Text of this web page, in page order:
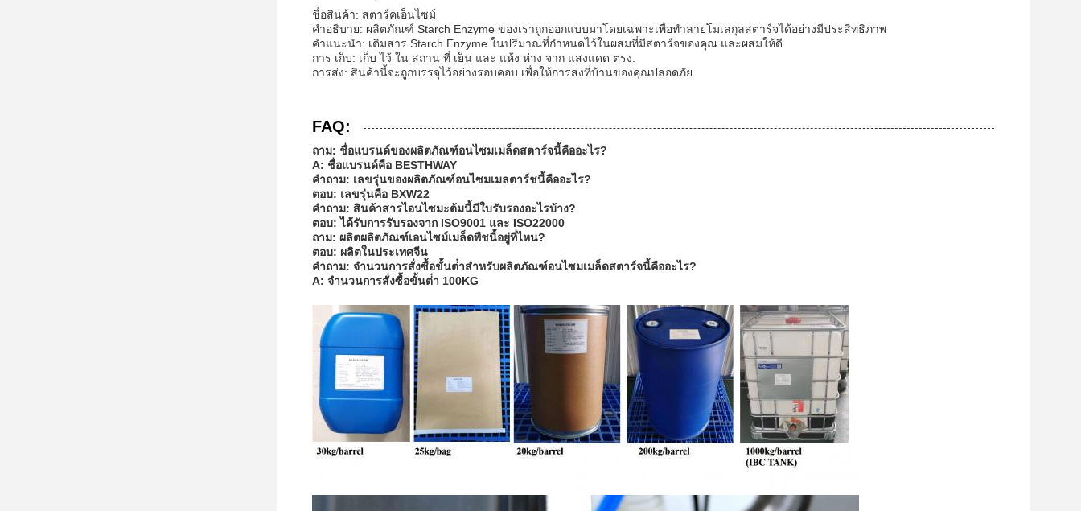
ชื่อสินค้า: สตาร์คเอ็นไซม์
คําอธิบาย: ผลิตภัณฑ์ Starch Enzyme ของเราถูกออกแบบมาโดยเฉพาะเพื่อทําลายโมเลกุลสตาร์จได้อย่างมีประสิทธิภาพ
คําแนะนํา: เติมสาร Starch Enzyme ในปริมาณที่กําหนดไว้ในผสมที่มีสตาร์จของคุณ และผสมให้ดี
การ เก็บ: เก็บ ไว้ ใน สถาน ที่ เย็น และ แห้ง ห่าง จาก แสงแดด ตรง.
การส่ง: สินค้านี้จะถูกบรรจุไว้อย่างรอบคอบ เพื่อให้การส่งที่บ้านของคุณปลอดภัย
FAQ:
ถาม: ชื่อแบรนด์ของผลิตภัณฑ์อนไซมเมล็ดสตาร์จนี้คืออะไร?
A: ชื่อแบรนด์คือ BESTHWAY
คําถาม: เลขรุ่นของผลิตภัณฑ์อนไซมเมลตาร์ชนี้คืออะไร?
ตอบ: เลขรุ่นคือ BXW22
คําถาม: สินค้าสารไอนไซมะต้มนี้มีใบรับรองอะไรบ้าง?
ตอบ: ได้รับการรับรองจาก ISO9001 และ ISO22000
ถาม: ผลิตผลิตภัณฑ์เอนไซม์เมล็ดพืชนี้อยู่ที่ไหน?
ตอบ: ผลิตในประเทศจีน
คําถาม: จํานวนการสั่งซื้อขั้นต่ําสําหรับผลิตภัณฑ์อนไซมเมล็ดสตาร์จนี้คืออะไร?
A: จํานวนการสั่งซื้อขั้นต่ํา 100KG